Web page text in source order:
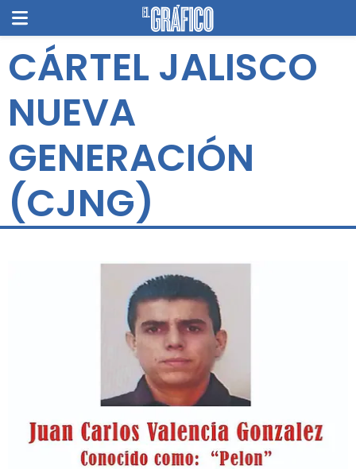
CÁRTEL JALISCO
NUEVA
GENERACIÓN
(CJNG)